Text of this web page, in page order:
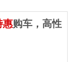
惠购车，高性